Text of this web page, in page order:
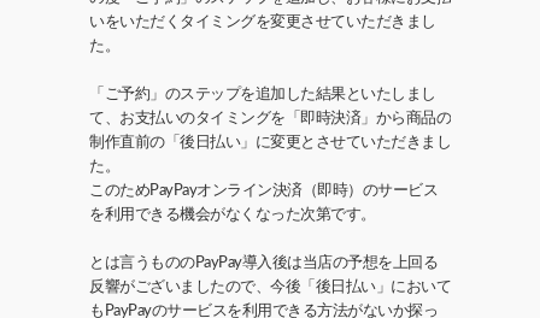
いをいただくタイミングを変更させていただきまし
た。
「ご予約」のステップを追加した結果といたしまし
て、お支払いのタイミングを「即時決済」から商品の
制作直前の「後日払い」に変更とさせていただきまし
た。
このためPayPayオンライン決済（即時）のサービス
を利用できる機会がなくなった次第です。
とは言うもののPayPay導入後は当店の予想を上回る
反響がございましたので、今後「後日払い」において
もPayPayのサービスを利用できる方法がないか探っ